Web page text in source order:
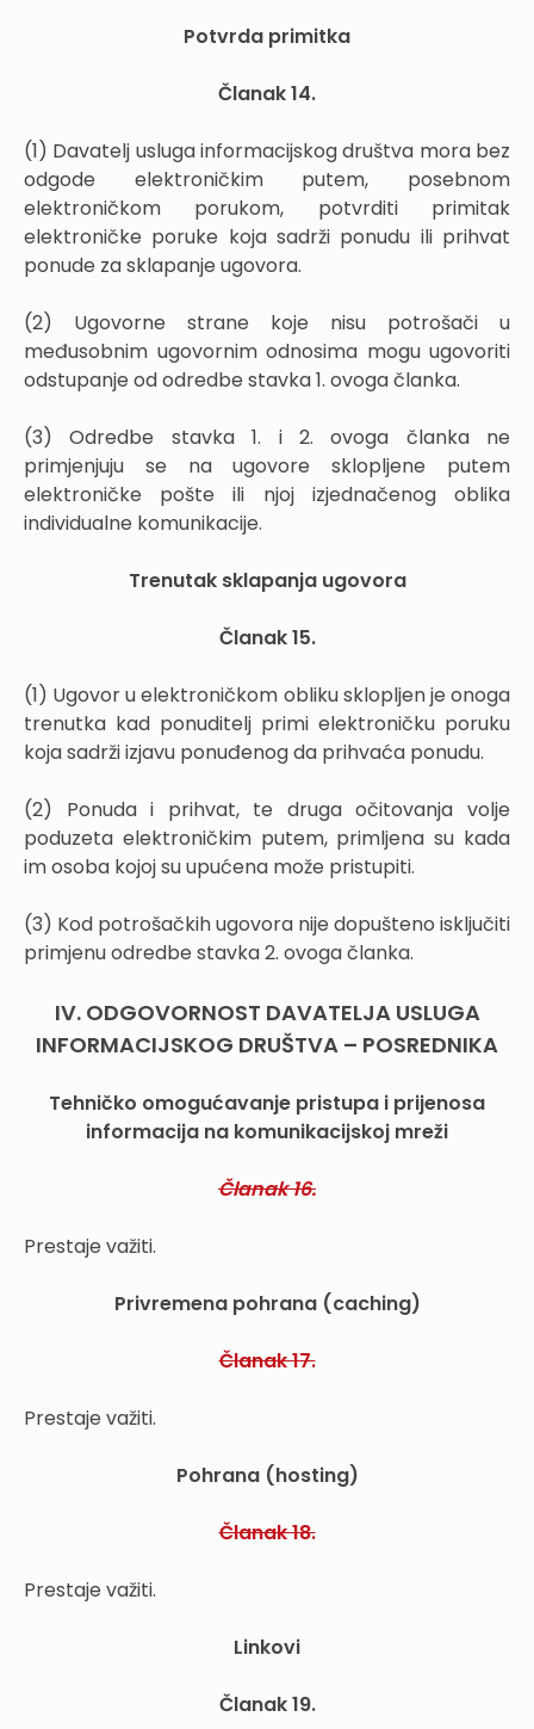
Potvrda primitka
Članak 14.
(1) Davatelj usluga informacijskog društva mora bez
odgode elektroničkim putem, posebnom
elektroničkom porukom, potvrditi primitak
elektroničke poruke koja sadrži ponudu ili prihvat
ponude za sklapanje ugovora.
(2) Ugovorne strane koje nisu potrošači u
međusobnim ugovornim odnosima mogu ugovoriti
odstupanje od odredbe stavka 1. ovoga članka.
(3) Odredbe stavka 1. i 2. ovoga članka ne
primjenjuju se na ugovore sklopljene putem
elektroničke pošte ili njoj izjednačenog oblika
individualne komunikacije.
Trenutak sklapanja ugovora
Članak 15.
(1) Ugovor u elektroničkom obliku sklopljen je onoga
trenutka kad ponuditelj primi elektroničku poruku
koja sadrži izjavu ponuđenog da prihvaća ponudu.
(2) Ponuda i prihvat, te druga očitovanja volje
poduzeta elektroničkim putem, primljena su kada
im osoba kojoj su upućena može pristupiti.
(3) Kod potrošačkih ugovora nije dopušteno isključiti
primjenu odredbe stavka 2. ovoga članka.
IV. ODGOVORNOST DAVATELJA USLUGA
INFORMACIJSKOG DRUŠTVA – POSREDNIKA
Tehničko omogućavanje pristupa i prijenosa
informacija na komunikacijskoj mreži
Članak 16.
Prestaje važiti.
Privremena pohrana (caching)
Članak 17.
Prestaje važiti.
Pohrana (hosting)
Članak 18.
Prestaje važiti.
Linkovi
Članak 19.